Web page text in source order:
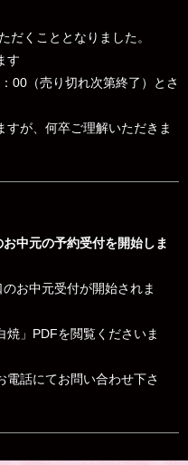
だくこととなりました。
す
00（売り切れ次第終了）とさ
すが、何卒ご理解いただきま
中元の予約受付を開始しま
お中元受付が開始されま
焼」PDFを閲覧くださいま
電話にてお問い合わせ下さ